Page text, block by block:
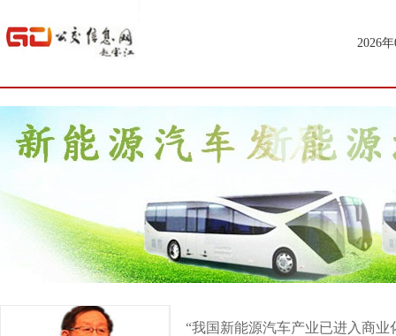
2026
“我国新能源汽车产业已进入商